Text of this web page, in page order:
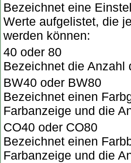
Bezeichnet eine
Werte aufgelistet, die
werden können:
40 oder 80
Bezeichnet die Anzahl
BW40 oder BW80
Bezeichnet einen
Farbanzeige und die
CO40 oder CO80
Bezeichnet einen
Farbanzeige und die